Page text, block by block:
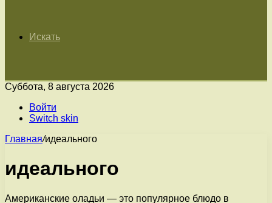
Искать
Суббота, 8 августа 2026
Войти
Switch skin
Главная/идеального
идеального
Американские оладьи — это популярное блюдо в